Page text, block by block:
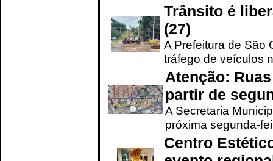
Trânsito é
(27)
A Prefeitura de São
tráfego de veículos
Atenção:
partir de
A Secretaria
próxima segunda-
Centro